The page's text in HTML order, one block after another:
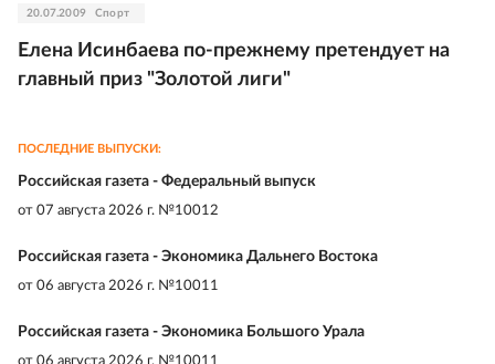
20.07.2009 Спорт
Елена Исинбаева по-прежнему претендует на
главный приз "Золотой лиги"
ПОСЛЕДНИЕ ВЫПУСКИ:
Российская газета - Федеральный выпуск
от 07 августа 2026 г. №10012
Российская газета - Экономика Дальнего Востока
от 06 августа 2026 г. №10011
Российская газета - Экономика Большого Урала